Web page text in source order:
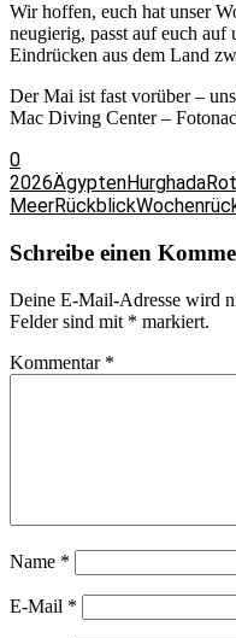
Wir hoffen, euch hat unser
neugierig, passt auf euch
Eindrücken aus dem Land
Der Mai ist fast vorüber –
Mac Diving Center –
0
2026ÄgyptenHurghada
MeerRückblick
Schreibe einen
Deine E-Mail-Adresse wird
Felder sind mit * markiert.
Kommentar *
Name *
E-Mail *